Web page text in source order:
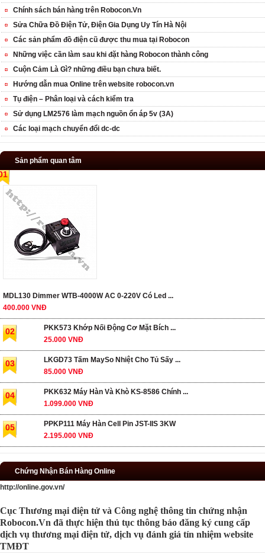
Chính sách bán hàng trên Robocon.Vn
Sửa Chữa Đồ Điện Tử, Điện Gia Dụng Uy Tín Hà Nội
Các sản phẩm đồ điện cũ được thu mua tại Robocon
Những việc cần làm sau khi đặt hàng Robocon thành công
Cuộn Cảm Là Gì? những điều bạn chưa biết.
Hướng dẫn mua Online trên website robocon.vn
Tụ điện – Phân loại và cách kiểm tra
Sử dụng LM2576 làm mạch nguồn ổn áp 5v (3A)
Các loại mạch chuyển đổi dc-dc
Sản phẩm quan tâm
MDL130 Dimmer WTB-4000W AC 0-220V Có Led ...
400.000 VNĐ
02
PKK573 Khớp Nối Động Cơ Mặt Bích ...
25.000 VNĐ
03
LKGD73 Tấm MaySo Nhiệt Cho Tủ Sấy ...
85.000 VNĐ
04
PKK632 Máy Hàn Và Khò KS-8586 Chính ...
1.099.000 VNĐ
05
PPKP111 Máy Hàn Cell Pin JST-IIS 3KW
2.195.000 VNĐ
Chứng Nhận Bán Hàng Online
http://online.gov.vn/
Cục Thương mại điện tử và Công nghệ thông tin chứng nhận
Robocon.Vn đã thực hiện thủ tục thông báo đăng ký cung cấp
dịch vụ thương mại điện tử, dịch vụ đánh giá tín nhiệm website
TMĐT